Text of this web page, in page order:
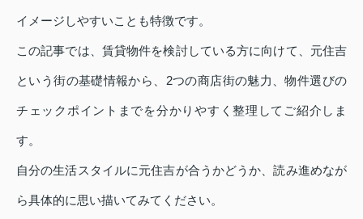
イメージしやすいことも特徴です。
この記事では、賃貸物件を検討している方に向けて、元住吉
という街の基礎情報から、2つの商店街の魅力、物件選びの
チェックポイントまでを分かりやすく整理してご紹介しま
す。
自分の生活スタイルに元住吉が合うかどうか、読み進めなが
ら具体的に思い描いてみてください。